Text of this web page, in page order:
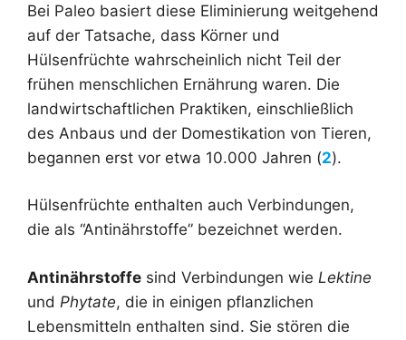
Bei Paleo basiert diese Eliminierung weitgehend
auf der Tatsache, dass Körner und
Hülsenfrüchte wahrscheinlich nicht Teil der
frühen menschlichen Ernährung waren. Die
landwirtschaftlichen Praktiken, einschließlich
des Anbaus und der Domestikation von Tieren,
begannen erst vor etwa 10.000 Jahren (2).
Hülsenfrüchte enthalten auch Verbindungen,
die als “Antinährstoffe” bezeichnet werden.
Antinährstoffe sind Verbindungen wie Lektine
und Phytate, die in einigen pflanzlichen
Lebensmitteln enthalten sind. Sie stören die